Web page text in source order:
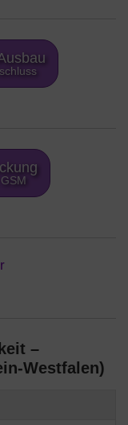
–
Westfalen)